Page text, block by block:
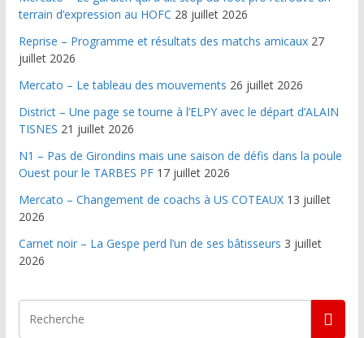
terrain d’expression au HOFC 28 juillet 2026
Reprise – Programme et résultats des matchs amicaux 27
juillet 2026
Mercato – Le tableau des mouvements 26 juillet 2026
District – Une page se tourne à l’ELPY avec le départ d’ALAIN
TISNES 21 juillet 2026
N1 – Pas de Girondins mais une saison de défis dans la poule
Ouest pour le TARBES PF 17 juillet 2026
Mercato – Changement de coachs à US COTEAUX 13 juillet
2026
Carnet noir – La Gespe perd l’un de ses bâtisseurs 3 juillet
2026